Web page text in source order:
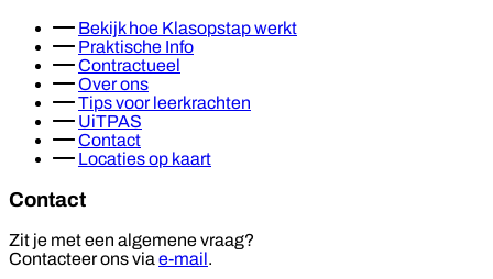
Bekijk hoe Klasopstap werkt
Praktische Info
Contractueel
Over ons
Tips voor leerkrachten
UiTPAS
Contact
Locaties op kaart
Contact
Zit je met een algemene vraag?
Contacteer ons viae-mail.